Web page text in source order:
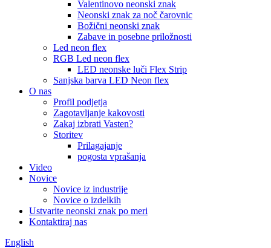
Valentinovo neonski znak
Neonski znak za noč čarovnic
Božični neonski znak
Zabave in posebne priložnosti
Led neon flex
RGB Led neon flex
LED neonske luči Flex Strip
Sanjska barva LED Neon flex
O nas
Profil podjetja
Zagotavljanje kakovosti
Zakaj izbrati Vasten?
Storitev
Prilagajanje
pogosta vprašanja
Video
Novice
Novice iz industrije
Novice o izdelkih
Ustvarite neonski znak po meri
Kontaktiraj nas
English